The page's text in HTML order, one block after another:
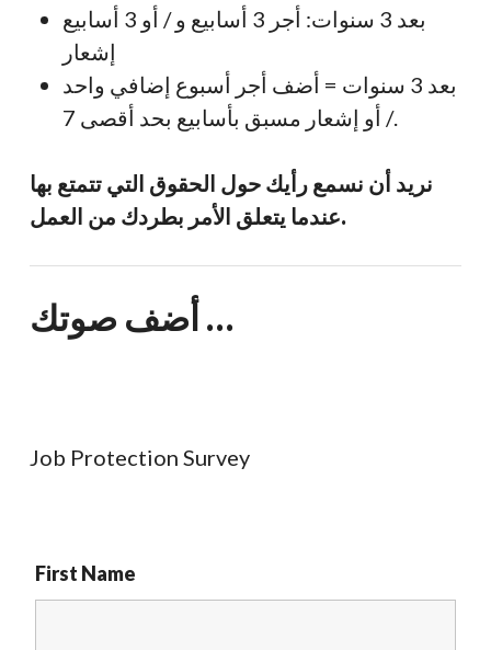
بعد 3 سنوات: أجر 3 أسابيع و / أو 3 أسابيع
إشعار
بعد 3 سنوات = أضف أجر أسبوع إضافي واحد
/ أو إشعار مسبق بأسابيع بحد أقصى 7.
نريد أن نسمع رأيك حول الحقوق التي تتمتع بها
عندما يتعلق الأمر بطردك من العمل.
أضف صوتك …
Job Protection Survey
First Name